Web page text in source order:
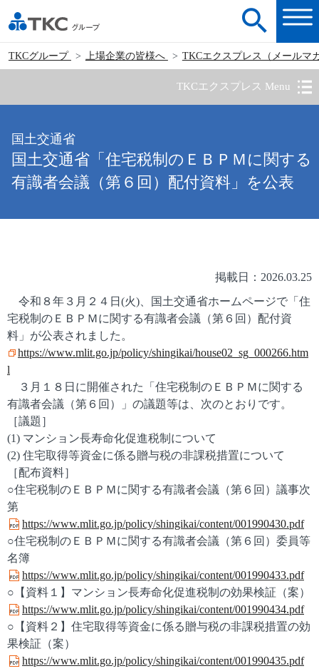
TKCグループ 上場企業の皆様へ TKCエクスプレス（メールマ
TKCエクスプレス Menu
国土交通省
国土交通省「住宅税制のＥＢＰＭに関する
有識者会議（第６回）配付資料」を公表
掲載日：2026.03.25
令和８年３月２４日(火)、国土交通省ホームページで「住
宅税制のＥＢＰＭに関する有識者会議（第６回）配付資
料」が公表されました。
https://www.mlit.go.jp/policy/shingikai/house02_sg_000266.htm
l
３月１８日に開催された「住宅税制のＥＢＰＭに関する
有識者会議（第６回）」の議題等は、次のとおりです。
［議題］
(1) マンション長寿命化促進税制について
(2) 住宅取得等資金に係る贈与税の非課税措置について
［配布資料］
○住宅税制のＥＢＰＭに関する有識者会議（第６回）議事次
第
https://www.mlit.go.jp/policy/shingikai/content/001990430.pdf
○住宅税制のＥＢＰＭに関する有識者会議（第６回）委員等
名簿
https://www.mlit.go.jp/policy/shingikai/content/001990433.pdf
○【資料１】マンション長寿命化促進税制の効果検証（案）
https://www.mlit.go.jp/policy/shingikai/content/001990434.pdf
○【資料２】住宅取得等資金に係る贈与税の非課税措置の効
果検証（案）
https://www.mlit.go.jp/policy/shingikai/content/001990435.pdf